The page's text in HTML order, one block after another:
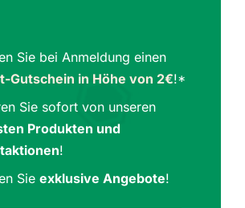
Sie bei Anmeldung einen
Gutschein in Höhe von 2€!*
Sie sofort von unseren
Produkten und
!
Sieexklusive Angebote!